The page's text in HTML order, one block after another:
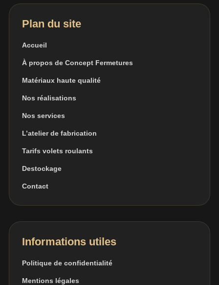
Plan du site
Accueil
À propos de Concept Fermetures
Matériaux haute qualité
Nos réalisations
Nos services
L’atelier de fabrication
Tarifs volets roulants
Destockage
Contact
Informations utiles
Politique de confidentialité
Mentions légales